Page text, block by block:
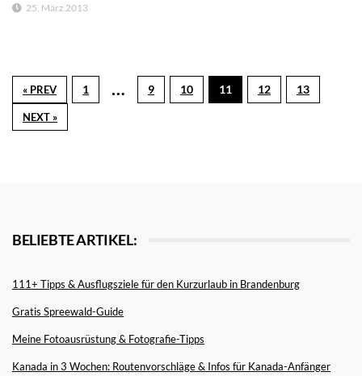
25. März 2013
« PREV 1 … 9 10 11 12 13
NEXT »
BELIEBTE ARTIKEL:
111+ Tipps & Ausflugsziele für den Kurzurlaub in Brandenburg
Gratis Spreewald-Guide
Meine Fotoausrüstung & Fotografie-Tipps
Kanada in 3 Wochen: Routenvorschläge & Infos für Kanada-Anfänger